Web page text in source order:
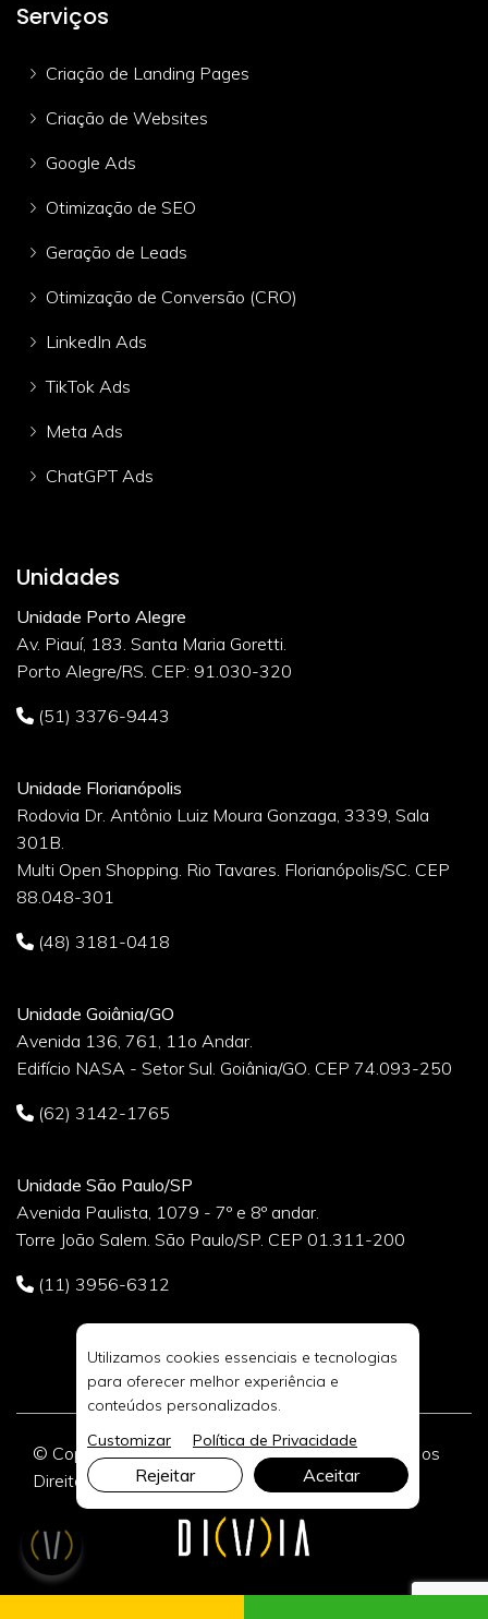
Serviços
Criação de Landing Pages
Criação de Websites
Google Ads
Otimização de SEO
Geração de Leads
Otimização de Conversão (CRO)
LinkedIn Ads
TikTok Ads
Meta Ads
ChatGPT Ads
Unidades
Unidade Porto Alegre
Av. Piauí, 183. Santa Maria Goretti.
Porto Alegre/RS. CEP: 91.030-320
(51) 3376-9443
Unidade Florianópolis
Rodovia Dr. Antônio Luiz Moura Gonzaga, 3339, Sala
301B.
Multi Open Shopping. Rio Tavares. Florianópolis/SC. CEP
88.048-301
(48) 3181-0418
Unidade Goiânia/GO
Avenida 136, 761, 11o Andar.
Edifício NASA - Setor Sul. Goiânia/GO. CEP 74.093-250
(62) 3142-1765
Unidade São Paulo/SP
Avenida Paulista, 1079 - 7º e 8º andar.
Torre João Salem. São Paulo/SP. CEP 01.311-200
(11) 3956-6312
© Copyright 2026 DIVIA Marketing Digital. Todos os
Direitos Reservados.
Utilizamos cookies essenciais e tecnologias
para oferecer melhor experiência e
conteúdos personalizados.
Customizar
Política de Privacidade
Rejeitar Aceitar